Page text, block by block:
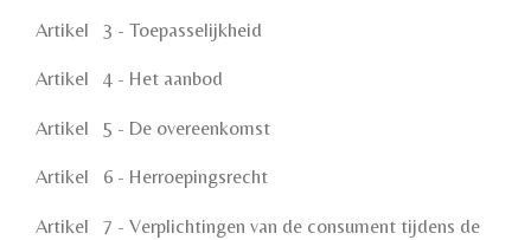
Artikel 3 - Toepasselijkheid
Artikel 4 - Het aanbod
Artikel 5 - De overeenkomst
Artikel 6 - Herroepingsrecht
Artikel
7 - Verplichtingen van de consument tijdens de